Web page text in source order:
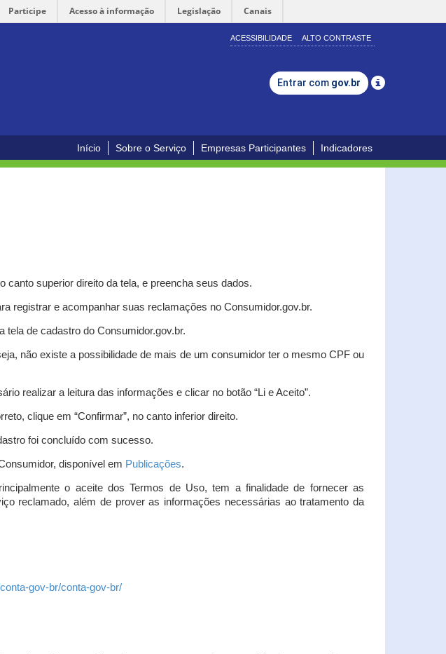
Participe Acesso à informação Legislação Canais
ACESSIBILIDADE ALTO CONTRASTE
Entrar com gov.br
Início Sobre o Serviço Empresas Participantes Indicadores
canto superior direito da tela, e preencha seus dados.
registrar e acompanhar suas reclamações no Consumidor.gov.br.
tela de cadastro do Consumidor.gov.br.
não existe a possibilidade de mais de um consumidor ter o mesmo CPF ou
realizar a leitura das informações e clicar no botão “Li e Aceito”.
clique em “Confirmar”, no canto inferior direito.
foi concluído com sucesso.
disponível em Publicações.
o aceite dos Termos de Uso, tem a finalidade de fornecer as
reclamado, além de prover as informações necessárias ao tratamento da
gov-br/conta-gov-br/